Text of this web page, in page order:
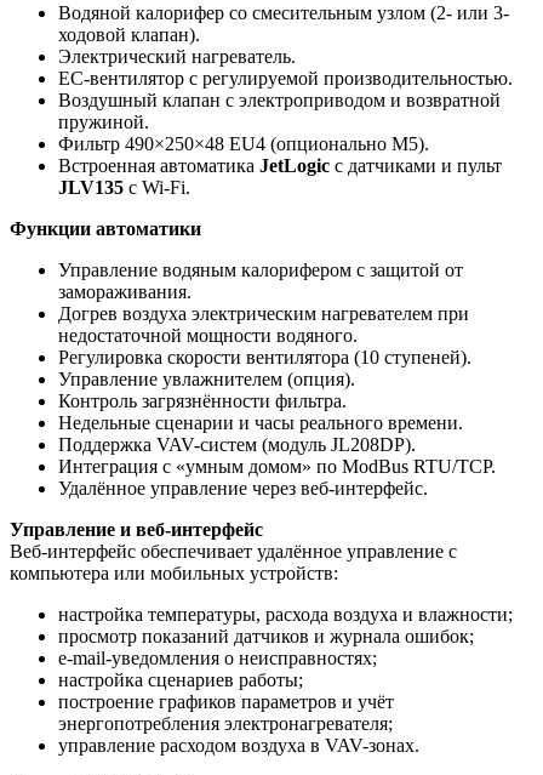
Водяной калорифер со смесительным узлом (2- или 3-
ходовой клапан).
Электрический нагреватель.
EC-вентилятор с регулируемой производительностью.
Воздушный клапан с электроприводом и возвратной
пружиной.
Фильтр 490×250×48 EU4 (опционально M5).
Встроенная автоматика JetLogic с датчиками и пульт
JLV135 с Wi-Fi.
Функции автоматики
Управление водяным калорифером с защитой от
замораживания.
Догрев воздуха электрическим нагревателем при
недостаточной мощности водяного.
Регулировка скорости вентилятора (10 ступеней).
Управление увлажнителем (опция).
Контроль загрязнённости фильтра.
Недельные сценарии и часы реального времени.
Поддержка VAV-систем (модуль JL208DP).
Интеграция с «умным домом» по ModBus RTU/TCP.
Удалённое управление через веб-интерфейс.
Управление и веб-интерфейс
Веб-интерфейс обеспечивает удалённое управление с
компьютера или мобильных устройств:
настройка температуры, расхода воздуха и влажности;
просмотр показаний датчиков и журнала ошибок;
e-mail-уведомления о неисправностях;
настройка сценариев работы;
построение графиков параметров и учёт
энергопотребления электронагревателя;
управление расходом воздуха в VAV-зонах.